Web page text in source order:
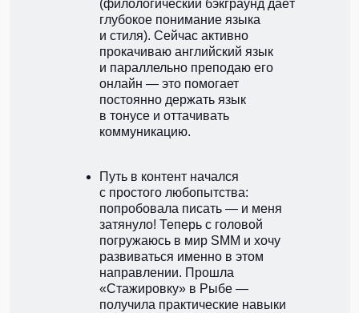
(филологический бэкграунд даёт
глубокое понимание языка
и стиля). Сейчас активно
прокачиваю английский язык
и параллельно преподаю его
онлайн — это помогает
постоянно держать язык
в тонусе и оттачивать
коммуникацию.
Путь в контент начался
с простого любопытства:
попробовала писать — и меня
затянуло! Теперь с головой
погружаюсь в мир SMM и хочу
развиваться именно в этом
направлении. Прошла
«Стажировку» в Рыбе —
получила практические навыки